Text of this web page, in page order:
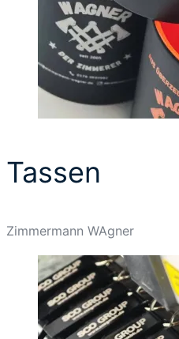
Tassen
Zimmermann WAgner